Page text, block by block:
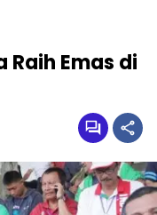
Raih Emas di